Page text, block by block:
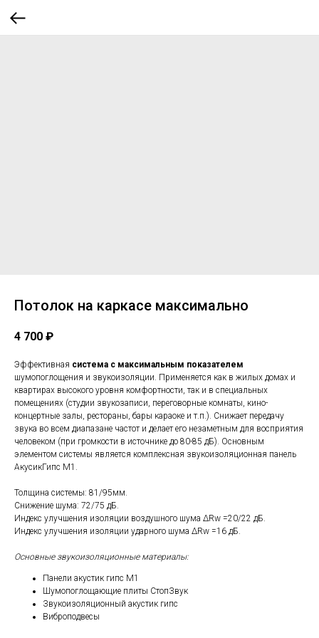
Потолок на каркасе максимально
4 700 ₽
Эффективная система с максимальным показателем
шумопоглощения и звукоизоляции. Применяется как в жилых домах и
квартирах высокого уровня комфортности, так и в специальных
помещениях (студии звукозаписи, переговорные комнаты, кино-
концертные залы, рестораны, бары караоке и т.п.). Снижает передачу
звука во всем диапазане частот и делает его незаметным для восприятия
человеком (при громкости в источнике до 80-85 дБ). Основным
элементом системы является комплексная звукоизоляционная панель
АкусикГипс М1.
Толщина системы: 81/95мм.
Снижение шума: 72/75 дБ.
Индекс улучшения изоляции воздушного шума ΔRw =20/22 дБ.
Индекс улучшения изоляции ударного шума ΔRw =16 дБ.
Основные звукоизоляционные материалы:
Панели акустик гипс М1
Шумопоглощающие плиты СтопЗвук
Звукоизоляционный акустик гипс
Виброподвесы